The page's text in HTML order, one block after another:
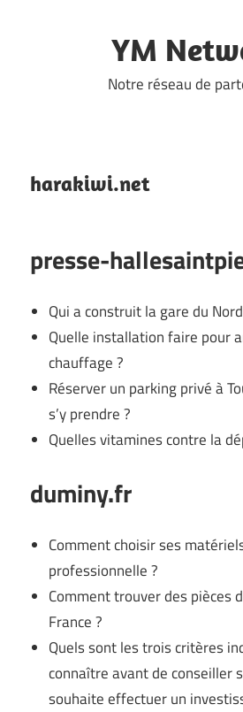
YM
Notre réseau de
harakiwi.net
presse-
Qui a construit la gare du
Quelle installation faire pour
chauffage ?
Réserver un parking privé à
s’y prendre ?
Quelles vitamines contre la
duminy.fr
Comment choisir ses
professionnelle ?
Comment trouver des pièces
France ?
Quels sont les trois critères
connaître avant de conseiller
souhaite effectuer un